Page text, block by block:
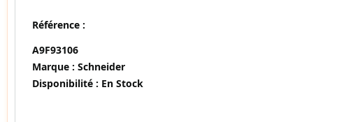
Référence :
A9F93106
Marque : Schneider
Disponibilité : En Stock